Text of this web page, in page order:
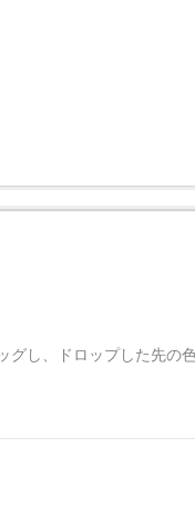
し、ドロップした先の